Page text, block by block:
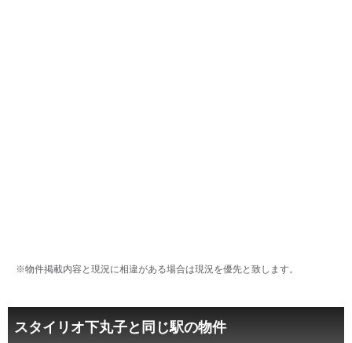
※物件掲載内容と現況に相違がある場合は現況を優先と致します。
スタイリオ下丸子と同じ駅の物件